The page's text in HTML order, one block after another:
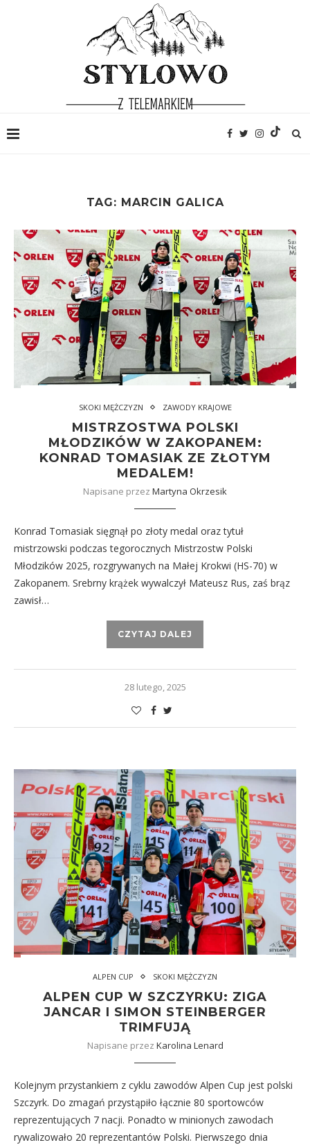
TAG: MARCIN GALICA
SKOKI MĘŻCZYZN ZAWODY KRAJOWE
MISTRZOSTWA POLSKI
MŁODZIKÓW W ZAKOPANEM:
KONRAD TOMASIAK ZE ZŁOTYM
MEDALEM!
Napisane przez Martyna Okrzesik
Konrad Tomasiak sięgnął po złoty medal oraz tytuł
mistrzowski podczas tegorocznych Mistrzostw Polski
Młodzików 2025, rozgrywanych na Małej Krokwi (HS-70) w
Zakopanem. Srebrny krążek wywalczył Mateusz Rus, zaś brąz
zawisł…
CZYTAJ DALEJ
28 lutego, 2025
ALPEN CUP SKOKI MĘŻCZYZN
ALPEN CUP W SZCZYRKU: ZIGA
JANCAR I SIMON STEINBERGER
TRIMFUJĄ
Napisane przez Karolina Lenard
Kolejnym przystankiem z cyklu zawodów Alpen Cup jest polski
Szczyrk. Do zmagań przystąpiło łącznie 80 sportowców
reprezentujących 7 nacji. Ponadto w minionych zawodach
rywalizowało 20 reprezentantów Polski. Pierwszego dnia